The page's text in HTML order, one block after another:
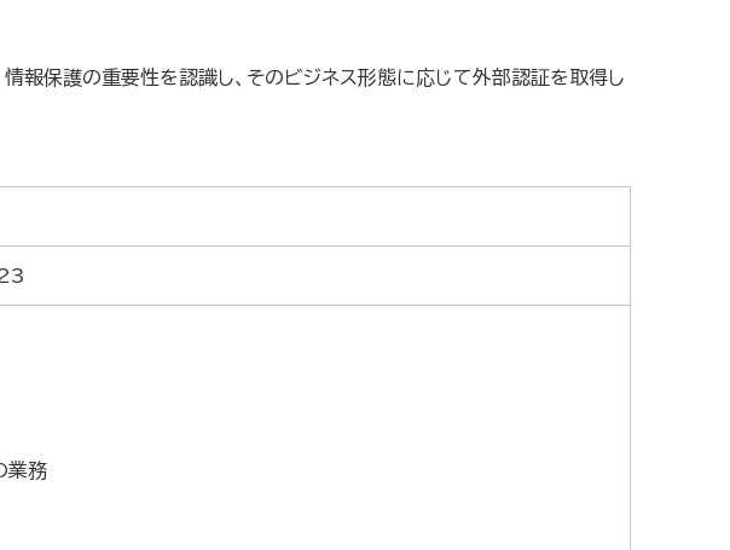
情報保護の重要性を認識し、そのビジネス形態に応じて外部認証を取得し
業務